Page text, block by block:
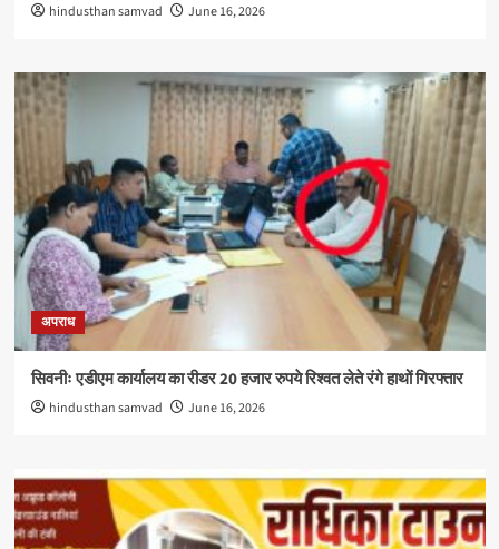
hindusthan samvad June 16, 2026
अपराध
सिवनीः एडीएम कार्यालय का रीडर 20 हजार रुपये रिश्वत लेते रंगे हाथों गिरफ्तार
hindusthan samvad June 16, 2026